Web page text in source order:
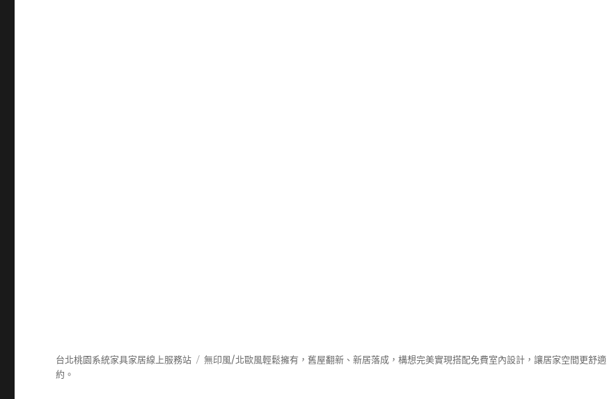
台北桃園系統家具家居線上服務站 無印風/北歐風輕鬆擁有，舊屋翻新、新居落成，構想完美實現搭配免費室內設計，讓居家空間更舒適
約。